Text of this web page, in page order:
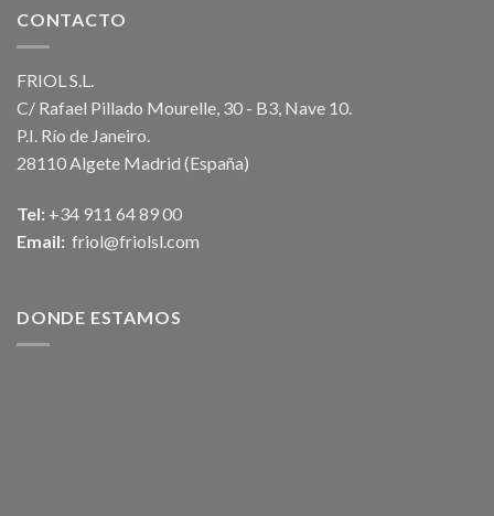
CONTACTO
FRIOL S.L.
C/ Rafael Pillado Mourelle, 30 - B3, Nave 10.
P.I. Río de Janeiro.
28110 Algete Madrid (España)
Tel: +34 911 64 89 00
Email: friol@friolsl.com
DONDE ESTAMOS